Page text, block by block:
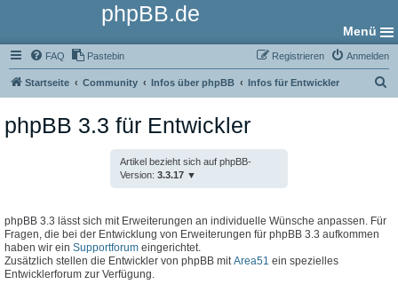
phpBB.de
Menü
FAQ Pastebin Anmelden
Registrieren
Startseite Community Infos über phpBB Infos für Entwickler
phpBB 3.3 für Entwickler
Artikel bezieht sich auf phpBB-
Version: 3.3.17
phpBB 3.3 lässt sich mit Erweiterungen an individuelle Wünsche anpassen. Für
Fragen, die bei der Entwicklung von Erweiterungen für phpBB 3.3 aufkommen
haben wir ein Supportforum eingerichtet.
Zusätzlich stellen die Entwickler von phpBB mit Area51 ein spezielles
Entwicklerforum zur Verfügung.